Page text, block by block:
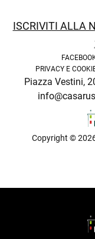
ISCRIVITI ALLA
PRIVACY E
Piazza Vestini,
Copyright ©